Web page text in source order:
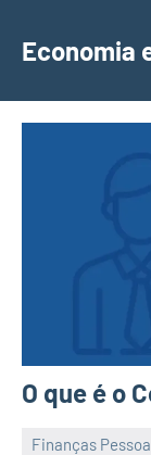
para
conteúdo
Economia
Depósitos
O que é o
Finanças